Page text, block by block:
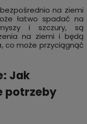
na ziemi
łatwo spadać na
i szczury, są
na ziemi i będą
co może przyciągnąć
Jak
potrzeby